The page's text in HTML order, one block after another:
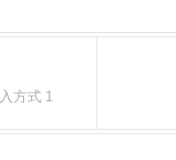
方式 1